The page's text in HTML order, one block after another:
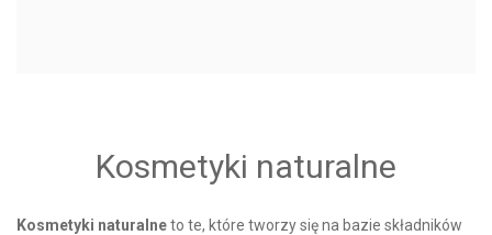
Kosmetyki naturalne
Kosmetyki naturalneto te, które tworzy się na bazie składników